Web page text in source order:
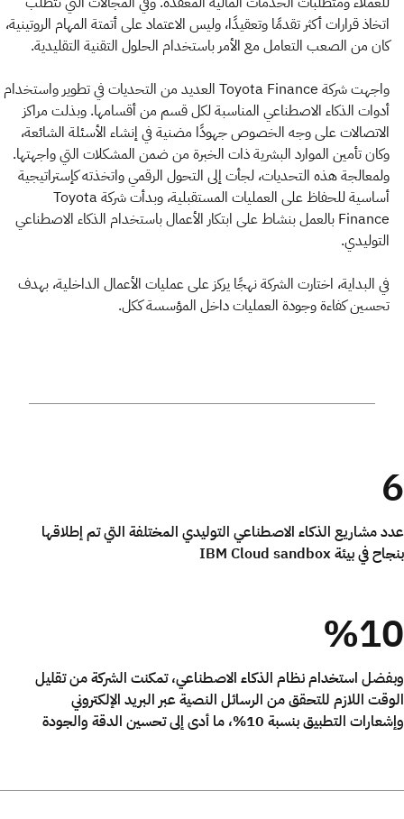
اتخاذ قرارات أكثر تقدمًا وتعقيدًا، وليس الاعتماد على أتمتة المهام الروتينية،
كان من الصعب التعامل مع الأمر باستخدام الحلول التقنية التقليدية.
واجهت شركة Toyota Finance العديد من التحديات في تطوير واستخدام
أدوات الذكاء الاصطناعي المناسبة لكل قسم من أقسامها. وبذلت مراكز
الاتصالات على وجه الخصوص جهودًا مضنية في إنشاء الأسئلة الشائعة،
وكان تأمين الموارد البشرية ذات الخبرة من ضمن المشكلات التي واجهتها.
ولمعالجة هذه التحديات، لجأت إلى التحول الرقمي واتخذته كإستراتيجية
أساسية للحفاظ على العمليات المستقبلية، وبدأت شركة Toyota
Finance بالعمل بنشاط على ابتكار الأعمال باستخدام الذكاء الاصطناعي
التوليدي.
في البداية، اختارت الشركة نهجًا يركز على عمليات الأعمال الداخلية، بهدف
تحسين كفاءة وجودة العمليات داخل المؤسسة ككل.
6
عدد مشاريع الذكاء الاصطناعي التوليدي المختلفة التي تم إطلاقها
بنجاح في بيئة IBM Cloud sandbox
%10
وبفضل استخدام نظام الذكاء الاصطناعي، تمكنت الشركة من تقليل
الوقت اللازم للتحقق من الرسائل النصية عبر البريد الإلكتروني
وإشعارات التطبيق بنسبة 10%، ما أدى إلى تحسين الدقة والجودة